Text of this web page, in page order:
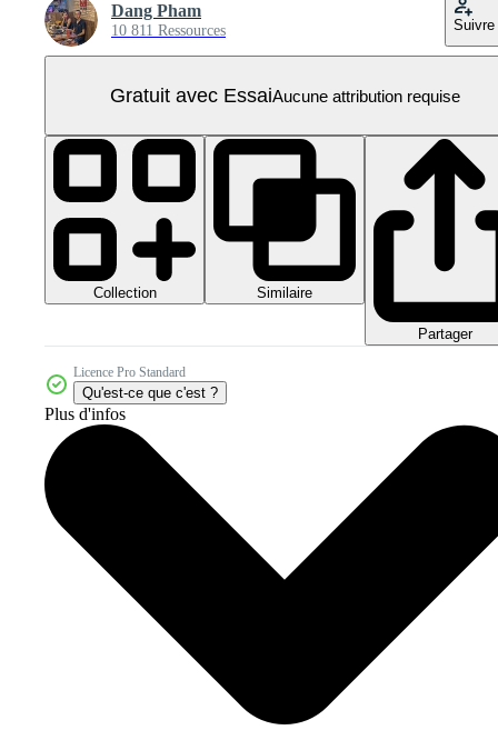
Dang Pham
10 811 Ressources Suivre
Gratuit avec EssaiAucune attribution requise
Collection Similaire
Partager
Licence Pro Standard
Qu'est-ce que c'est ?
Plus d'infos